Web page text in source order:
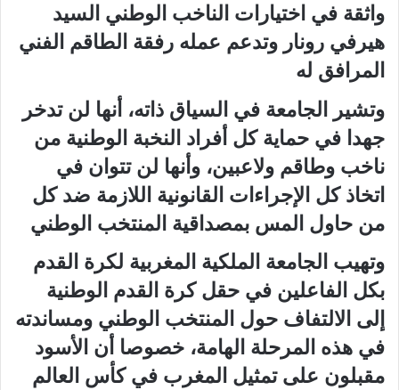
واثقة في اختيارات الناخب الوطني السيد
هيرفي رونار وتدعم عمله رفقة الطاقم الفني
المرافق له
وتشير الجامعة في السياق ذاته، أنها لن تدخر
جهدا في حماية كل أفراد النخبة الوطنية من
ناخب وطاقم ولاعبين، وأنها لن تتوان في
اتخاذ كل الإجراءات القانونية اللازمة ضد كل
من حاول المس بمصداقية المنتخب الوطني
وتهيب الجامعة الملكية المغربية لكرة القدم
بكل الفاعلين في حقل كرة القدم الوطنية
إلى الالتفاف حول المنتخب الوطني ومساندته
في هذه المرحلة الهامة، خصوصا أن الأسود
مقبلون على تمثيل المغرب في كأس العالم